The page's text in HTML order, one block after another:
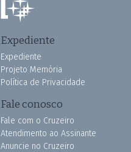
Expediente
Expediente
Projeto Memória
Política de Privacidade
Fale conosco
Fale com o Cruzeiro
Atendimento ao Assinante
Anuncie no Cruzeiro